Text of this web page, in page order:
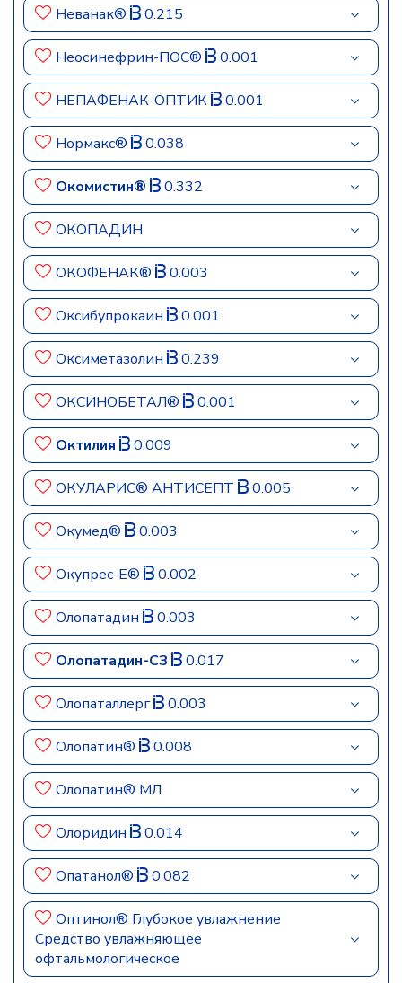
Неванак® 0.215
Неосинефрин-ПОС® 0.001
НЕПАФЕНАК-ОПТИК 0.001
Нормакс® 0.038
Окомистин® 0.332
ОКОПАДИН
ОКОФЕНАК® 0.003
Оксибупрокаин 0.001
Оксиметазолин 0.239
ОКСИНОБЕТАЛ® 0.001
Октилия 0.009
ОКУЛАРИС® АНТИСЕПТ 0.005
Окумед® 0.003
Окупрес-Е® 0.002
Олопатадин 0.003
Олопатадин-СЗ 0.017
Олопаталлерг 0.003
Олопатин® 0.008
Олопатин® МЛ
Олоридин 0.014
Опатанол® 0.082
Оптинол® Глубокое увлажнение
Средство увлажняющее
офтальмологическое